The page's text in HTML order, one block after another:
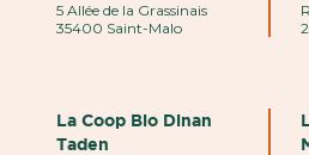
5 Allée de la Grassinais
35400 Saint-Malo
La Coop Bio Dinan
Taden